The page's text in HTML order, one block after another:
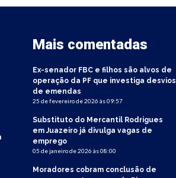
Mais comentadas
Ex-senador FBC e filhos são alvos de
operação da PF que investiga desvios
de emendas
25 de fevereiro de 2026 às 09:57
Substituto do Mercantil Rodrigues
em Juazeiro já divulga vagas de
emprego
05 de janeiro de 2026 às 08:00
Moradores cobram conclusão de